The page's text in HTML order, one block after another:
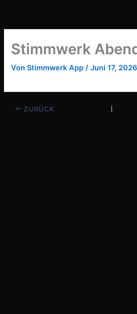
springen
Stimmwerk
VonStimmwerk App/Juni 17, 2026
ZURÜCK